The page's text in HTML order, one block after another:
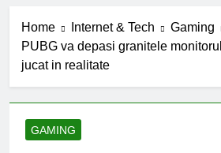
5 Ani
meu
6 Ani
Home Internet & Tech
Gaming
PUBG va depasi granitele
jucat in realitate
GAMING